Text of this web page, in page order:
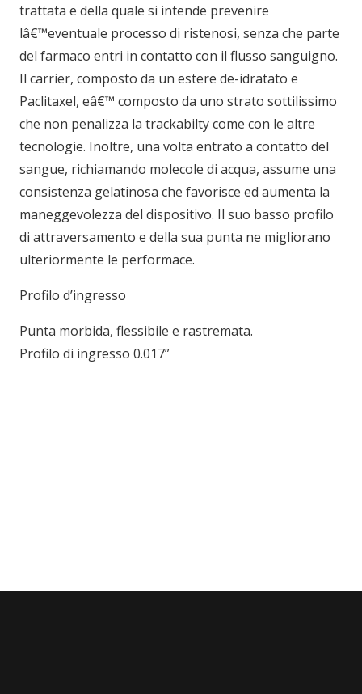
trattata e della quale si intende prevenire
lâ€™eventuale processo di ristenosi, senza che parte
del farmaco entri in contatto con il flusso sanguigno.
Il carrier, composto da un estere de-idratato e
Paclitaxel, eâ€™ composto da uno strato sottilissimo
che non penalizza la trackabilty come con le altre
tecnologie. Inoltre, una volta entrato a contatto del
sangue, richiamando molecole di acqua, assume una
consistenza gelatinosa che favorisce ed aumenta la
maneggevolezza del dispositivo. Il suo basso profilo
di attraversamento e della sua punta ne migliorano
ulteriormente le performace.
Profilo d’ingresso
Punta morbida, flessibile e rastremata.
Profilo di ingresso 0.017”